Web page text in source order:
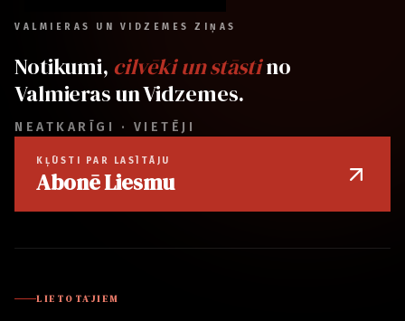
VALMIERAS UN VIDZEMES ZIŅAS
Notikumi, cilvēki un stāstino
Valmieras un Vidzemes.
NEATKARĪGI · VIETĒJI
KĻŪSTI PAR LASĪTĀJU
Abonē Liesmu
LIETOTĀJIEM